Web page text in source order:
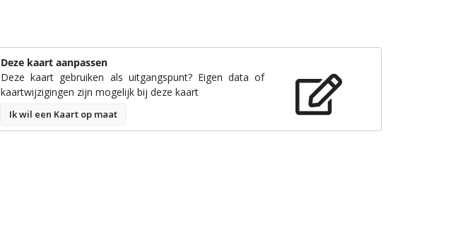
Deze kaart aanpassen
Deze kaart gebruiken als uitgangspunt? Eigen data of
kaartwijzigingen zijn mogelijk bij deze kaart
Ik wil een Kaart op maat